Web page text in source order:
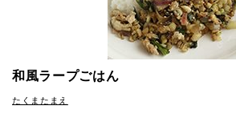
和風ラープごはん
たくまたまえ